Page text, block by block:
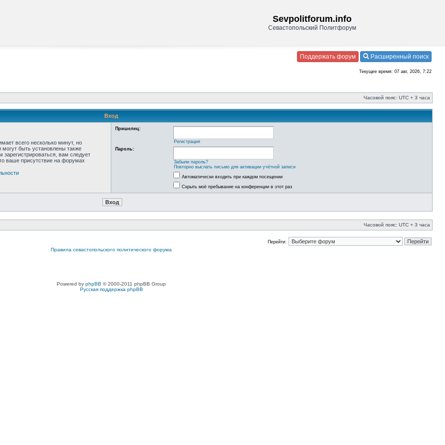
Sevpolitforum.info
Севастопольский Политфорум
Поддержать форум Расширенный поиск
Текущее время: 07 авг, 2026, 7:22
Часовой пояс: UTC + 3 часа
Вход
всего несколько минут, но
быть установлены также
зарегистрироваться, вам следует
ваше присутствие на форумах
Пришелец:
Регистрация
Пароль:
Забыли пароль?
Повторно выслать письмо для активации учётной записи
Автоматически входить при каждом посещении
Скрыть моё пребывание на конференции в этот раз
Часовой пояс: UTC + 3 часа
Перейти:
Правила севастопольского политического форума
Powered by phpBB © 2000-2011 phpBB Group
Русская поддержка phpBB